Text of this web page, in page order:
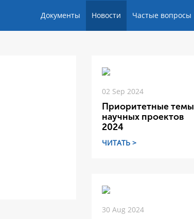
Документы Новости Частые вопросы
02 Sep 2024
Приоритетные темы
научных проектов
2024
ЧИТАТЬ >
30 Aug 2024